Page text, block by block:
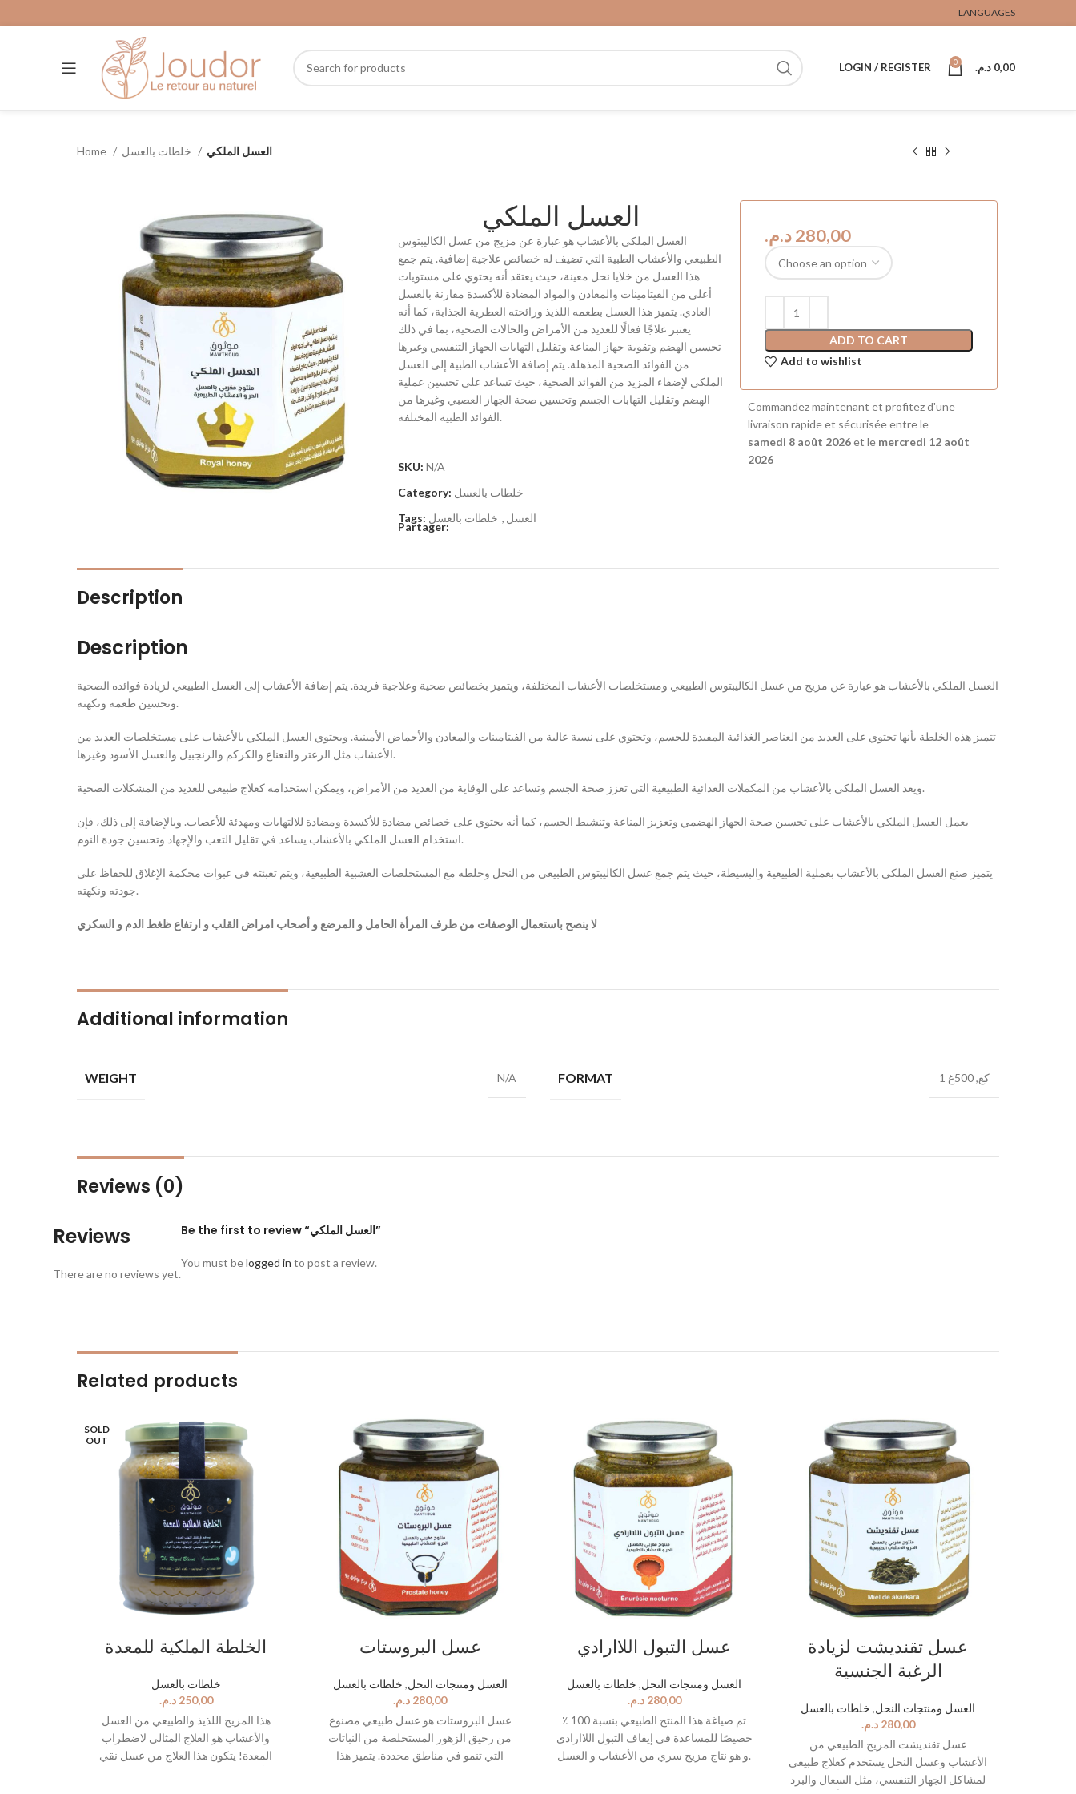
LANGUAGES
LOGIN / REGISTER 0 0,00 د.م.
Home العسل الملكي
العسل الملكي
العسل الملكي بالأعشاب هو عبارة عن مزيج من عسل الكاليبتوس
الطبيعي والأعشاب الطبية التي تضيف له خصائص علاجية إضافية. يتم جمع
هذا العسل من خلايا نحل معينة، حيث يعتقد أنه يحتوي على مستويات
أعلى من الفيتامينات والمعادن والمواد المضادة للأكسدة مقارنة بالعسل
العادي. يتميز هذا العسل بطعمه اللذيذ ورائحته العطرية الجذابة، كما أنه
يعتبر علاجًا فعالًا للعديد من الأمراض والحالات الصحية، بما في ذلك
تحسين الهضم وتقوية جهاز المناعة وتقليل التهابات الجهاز التنفسي وغيرها
من الفوائد الصحية المذهلة. يتم إضافة الأعشاب الطبية إلى العسل
الملكي لإضفاء المزيد من الفوائد الصحية، حيث تساعد على تحسين عملية
الهضم وتقليل التهابات الجسم وتحسين صحة الجهاز العصبي وغيرها من
الفوائد الطبية المختلفة.
SKU: N/A
Category: خلطات بالعسل
Tags:
العسل , خلطات بالعسل
Partager:
د.م.
ADD TO CART
Add to wishlist
Commandez maintenant et profitez d'une
livraison rapide et sécurisée entre le
samedi 8 août 2026et le mercredi 12 août
2026
Description
Description
العسل الملكي بالأعشاب هو عبارة عن مزيج من عسل الكاليبتوس الطبيعي ومستخلصات الأعشاب المختلفة، ويتميز بخصائص صحية وعلاجية فريدة. يتم إضافة الأعشاب إلى العسل الطبيعي لزيادة فوائده الصحية
وتحسين طعمه ونكهته.
تتميز هذه الخلطة بأنها تحتوي على العديد من العناصر الغذائية المفيدة للجسم، وتحتوي على نسبة عالية من الفيتامينات والمعادن والأحماض الأمينية. ويحتوي العسل الملكي بالأعشاب على مستخلصات العديد من
الأعشاب مثل الزعتر والنعناع والكركم والزنجبيل والعسل الأسود وغيرها.
ويعد العسل الملكي بالأعشاب من المكملات الغذائية الطبيعية التي تعزز صحة الجسم وتساعد على الوقاية من العديد من الأمراض، ويمكن استخدامه كعلاج طبيعي للعديد من المشكلات الصحية.
يعمل العسل الملكي بالأعشاب على تحسين صحة الجهاز الهضمي وتعزيز المناعة وتنشيط الجسم، كما أنه يحتوي على خصائص مضادة للأكسدة ومضادة للالتهابات ومهدئة للأعصاب. وبالإضافة إلى ذلك، فإن
استخدام العسل الملكي بالأعشاب يساعد في تقليل التعب والإجهاد وتحسين جودة النوم.
يتميز صنع العسل الملكي بالأعشاب بعملية الطبيعية والبسيطة، حيث يتم جمع عسل الكاليبتوس الطبيعي من النحل وخلطه مع المستخلصات العشبية الطبيعية، ويتم تعبئته في عبوات محكمة الإغلاق للحفاظ على
جودته ونكهته.
لا ينصح باستعمال الوصفات من طرف المرأة الحامل و المرضع و أصحاب امراض القلب و ارتفاع ظغط الدم و السكري
Additional information
WEIGHT N/A FORMAT 1 كغ, 500غ
Reviews (0)
Reviews
There are no reviews yet.
Be the first to review “العسل الملكي”
You must belogged in to post a review.
Related products
SOLD
OUT
الخلطة الملكية للمعدة
خلطات بالعسل
د.م.
هذا المزيج اللذيذ والطبيعي من العسل
والأعشاب هو العلاج المثالي لاضطراب
المعدة! يتكون هذا العلاج من عسل نقي
عسل البروستات
العسل ومنتجات النحل, خلطات بالعسل
د.م.
عسل البروستات هو عسل طبيعي مصنوع
من رحيق الزهور المستخلصة من النباتات
التي تنمو في مناطق محددة. يتميز هذا
عسل التبول اللاارادي
العسل ومنتجات النحل, خلطات بالعسل
د.م.
تم صياغة هذا المنتج الطبيعي بنسبة 100 ٪
خصيصًا للمساعدة في إيقاف التبول اللاارادي
.و هو نتاج مزيج سري من الأعشاب و العسل
عسل تقنديشت لزيادة
الرغبة الجنسية
العسل ومنتجات النحل, خلطات بالعسل
د.م.
عسل تقنديشت المزيج الطبيعي من
الأعشاب وعسل النحل يستخدم كعلاج طبيعي
لمشاكل الجهاز التنفسي، مثل السعال والبرد